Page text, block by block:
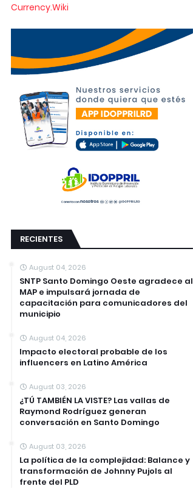
Currency.Wiki
RECIENTES
August 04, 2026
SNTP Santo Domingo Oeste agradece al
MAP e impulsará jornada de
capacitación para comunicadores del
municipio
August 04, 2026
Impacto electoral probable de los
influencers en Latino América
August 03, 2026
¿TÚ TAMBIÉN LA VISTE? Las vallas de
Raymond Rodríguez generan
conversación en Santo Domingo
August 03, 2026
La política de la complejidad: Balance y
transformación de Johnny Pujols al
frente del PLD